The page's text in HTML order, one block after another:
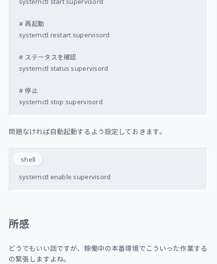
systemctl start supervisord
# 再起動
systemctl restart supervisord
# ステータスを確認
systemctl status supervisord
# 停止
問題なければ自動起動するよう設定しておきます。
shell
所感
どうでもいい話ですが、稼働中の本番環境でこういった作業する
の緊張しますよね。